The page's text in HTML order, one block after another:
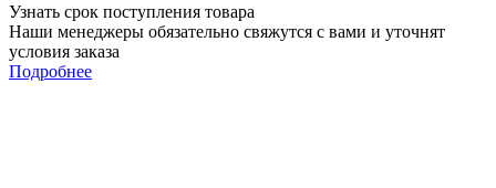
Узнать срок поступления товара
Наши менеджеры обязательно свяжутся с вами и уточнят
условия заказа
Подробнее